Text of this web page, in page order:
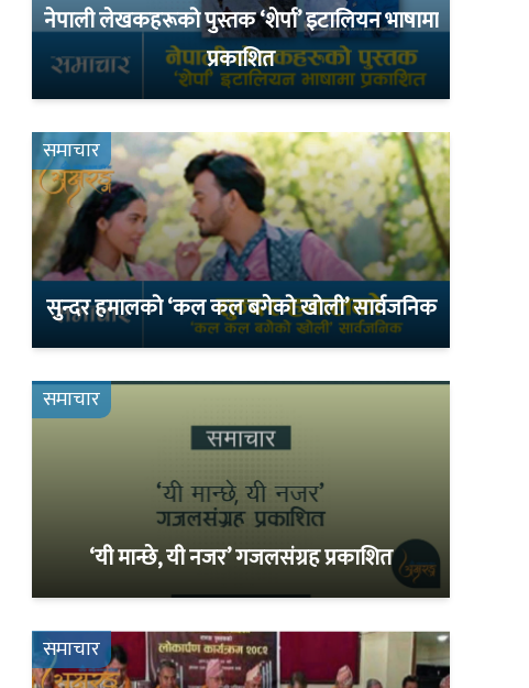
नेपाली लेखकहरूको पुस्तक ‘शेर्पा’ इटालियन भाषामा
प्रकाशित
समाचार
सुन्दर हमालको ‘कल कल बगेको खोली’ सार्वजनिक
समाचार
‘यी मान्छे, यी नजर’ गजलसंग्रह प्रकाशित
समाचार